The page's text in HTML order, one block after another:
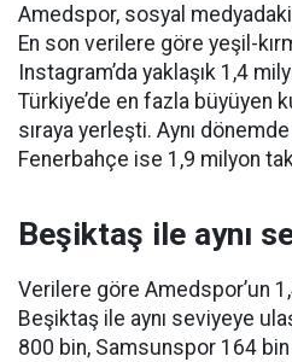
Amedspor, sosyal
En son verilere göre yeşil-
Instagram’da yaklaşık 1,4
Türkiye’de en fazla büyüyen
sıraya yerleşti. Aynı
Fenerbahçe ise 1,9 milyon
Beşiktaş ile aynı
Verilere göre Amedspor’un
Beşiktaş ile aynı seviyeye
800 bin, Samsunspor 164